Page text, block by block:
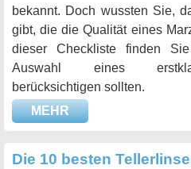
bekannt. Doch wussten Sie,
gibt, die die Qualität eines
dieser Checkliste finden
Auswahl eines
berücksichtigen sollten.
MEHR
Die 10 besten